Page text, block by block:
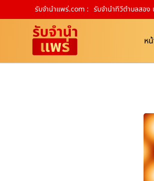
รับจํานําแพร่.com : รับจำนำทีวีตำบลสอง
ห